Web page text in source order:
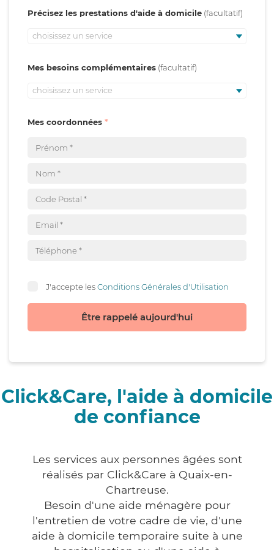
Précisez les prestations d'aide à domicile
choisissez un service
Mes besoins complémentaires
choisissez un service
Mes coordonnées
J'accepte lesConditions Générales d'Utilisation
Être rappelé aujourd'hui
Click&Care, l'aide à domicile
de confiance
Les services aux personnes âgées sont
réalisés par Click&Care à Quaix-en-
Chartreuse.
Besoin d'une aide ménagère pour
l'entretien de votre cadre de vie, d'une
aide à domicile temporaire suite à une